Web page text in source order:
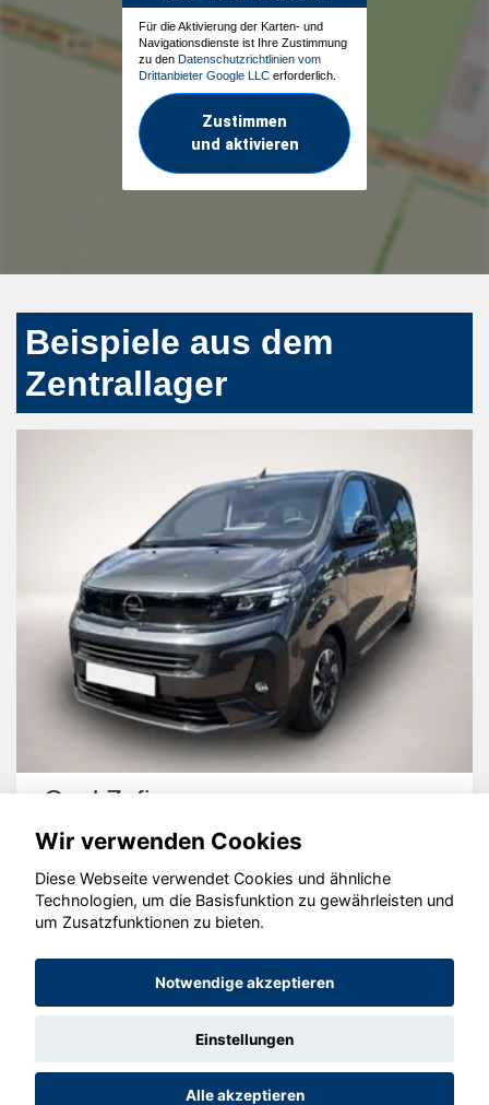
Für die Aktivierung der Karten- und
Navigationsdienste ist Ihre Zustimmung
zu den Datenschutzrichtlinien vom
Drittanbieter Google LLC erforderlich.
Zustimmen
und aktivieren
Beispiele aus dem
Zentrallager
Opel Zafira
© konjunkturmotor.de GmbH 2020 - 2026
Wir verwenden Cookies
Diese Webseite verwendet Cookies und ähnliche
Technologien, um die Basisfunktion zu gewährleisten und
um Zusatzfunktionen zu bieten.
Notwendige akzeptieren
Einstellungen
Alle akzeptieren